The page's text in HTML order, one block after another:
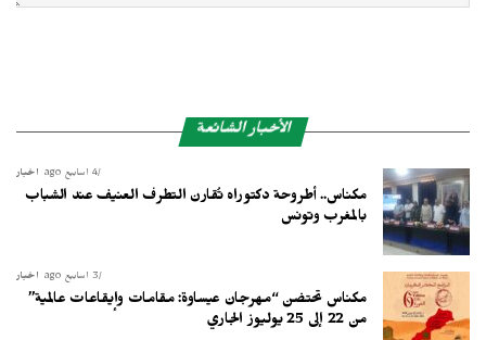
الأخبار الشائعة
أخبار 4 أسابيع ago
مكناس.. أطروحة دكتوراه تُقارن التطرف العنيف عند الشباب
بالمغرب وتونس
أخبار 3 أسابيع ago
مكناس تحتضن “مهرجان عيساوة: مقامات وإيقاعات عالمية”
من 22 إلى 25 يوليوز الجاري